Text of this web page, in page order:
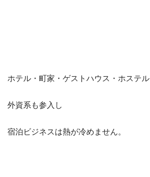
ホテル・町家・ゲストハウス・ホステル
外資系も参入し
宿泊ビジネスは熱が冷めません。